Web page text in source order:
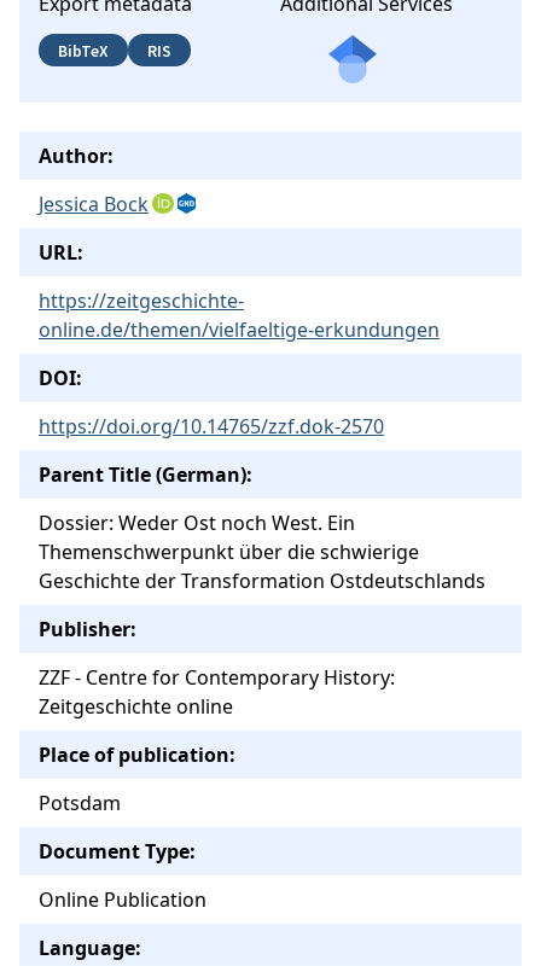
BibTeX RIS
Author:
Jessica Bock
URL:
https://zeitgeschichte-
online.de/themen/vielfaeltige-erkundungen
DOI:
https://doi.org/10.14765/zzf.dok-2570
Parent Title (German):
Dossier: Weder Ost noch West. Ein
Themenschwerpunkt über die schwierige
Geschichte der Transformation Ostdeutschlands
Publisher:
ZZF - Centre for Contemporary History:
Zeitgeschichte online
Place of publication:
Potsdam
Document Type:
Online Publication
Language: